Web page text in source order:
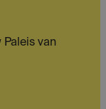
Paleis van